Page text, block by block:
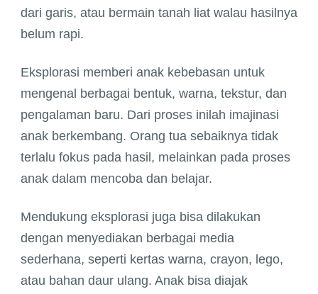
dari garis, atau bermain tanah liat walau hasilnya
belum rapi.
Eksplorasi memberi anak kebebasan untuk
mengenal berbagai bentuk, warna, tekstur, dan
pengalaman baru. Dari proses inilah imajinasi
anak berkembang. Orang tua sebaiknya tidak
terlalu fokus pada hasil, melainkan pada proses
anak dalam mencoba dan belajar.
Mendukung eksplorasi juga bisa dilakukan
dengan menyediakan berbagai media
sederhana, seperti kertas warna, crayon, lego,
atau bahan daur ulang. Anak bisa diajak